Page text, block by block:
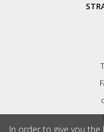
In order to give you